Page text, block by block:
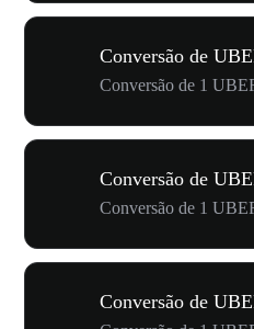
Conversão de
Conversão de 1
Conversão de
Conversão de 1
Conversão de